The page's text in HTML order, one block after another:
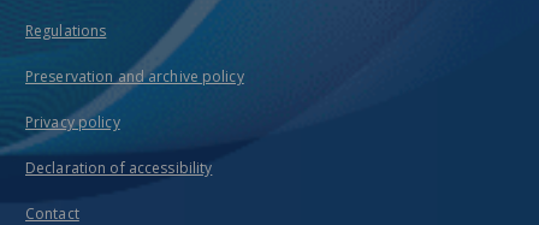
Regulations
Preservation and archive policy
Privacy policy
Declaration of accessibility
Contact